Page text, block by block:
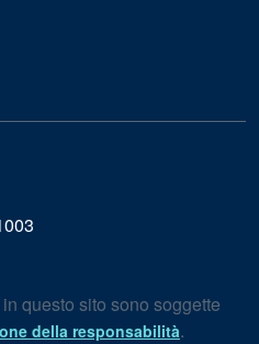
questo sito sono soggette
della responsabilità.